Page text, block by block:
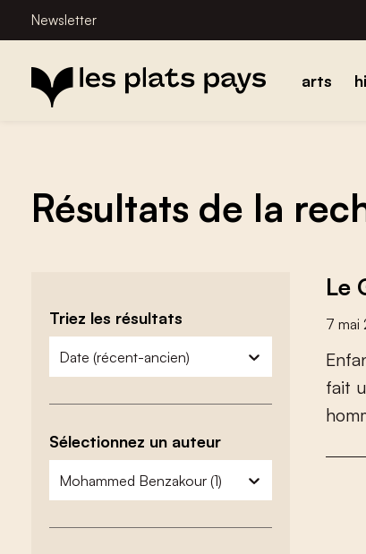
Newsletter
arts
Résultats de la
Triez les résultats
zoeken - sorteer
trier le contenu
Sélectionnez un auteur
zoeken - auteurs
sélectionnez le contenu
Le
7 mai
Enfa
fait u
hom